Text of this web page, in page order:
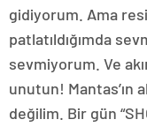
gidiyorum. Ama
patlatıldığımda
sevmiyorum. Ve
unutun! Mantas’ın
değilim. Bir gün